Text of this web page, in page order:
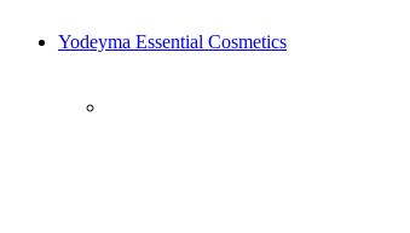
Yodeyma Essential Cosmetics